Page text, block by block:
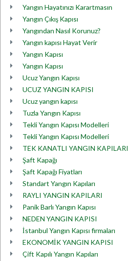
Yangın Hayatınızı Karartmasın
Yangın Çıkış Kapısı
Yangından Nasıl Korunuz?
Yangın kapısı Hayat Verir
Yangın Kapısı
Yangın Kapısı
Ucuz Yangın Kapısı
UCUZ YANGIN KAPISI
Ucuz yangın kapısı
Tuzla Yangın Kapısı
Tekli Yangın Kapısı Modelleri
Tekli Yangın Kapısı Modelleri
TEK KANATLI YANGIN KAPILARI
Şaft Kapağı
Şaft Kapağı Fiyatları
Standart Yangın Kapıları
RAYLI YANGIN KAPILARI
Panik Barlı Yangın Kapısı
NEDEN YANGIN KAPISI
İstanbul Yangın Kapısı firmaları
EKONOMİK YANGIN KAPISI
Çift Kapılı Yangın Kapıları